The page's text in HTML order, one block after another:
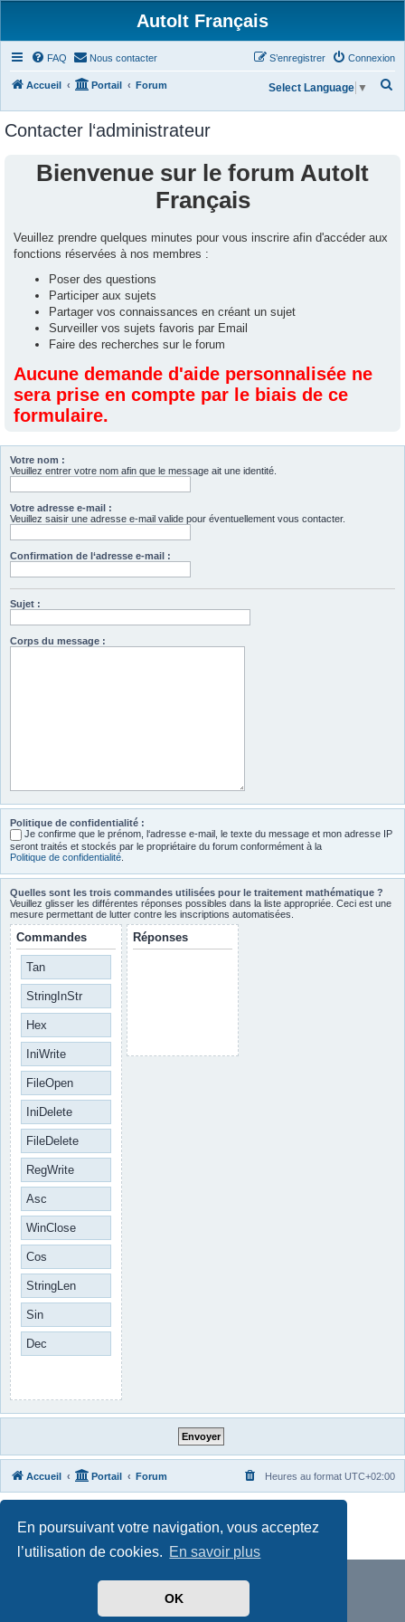
En poursuivant votre navigation, vous acceptez
l’utilisation de cookies. En savoir plus
OK
AutoIt Français
FAQ Nous contacter Connexion
S’enregistrer
Accueil Portail Forum Select Language ▼
Contacter l‘administrateur
Bienvenue sur le forum AutoIt
Français
Veuillez prendre quelques minutes pour vous inscrire afin d'accéder aux
fonctions réservées à nos membres :
Poser des questions
Participer aux sujets
Partager vos connaissances en créant un sujet
Surveiller vos sujets favoris par Email
Faire des recherches sur le forum
Aucune demande d'aide personnalisée ne
sera prise en compte par le biais de ce
formulaire.
Votre nom :
Veuillez entrer votre nom afin que le message ait une identité.
Votre adresse e-mail :
Veuillez saisir une adresse e-mail valide pour éventuellement vous contacter.
Confirmation de l‘adresse e-mail :
Sujet :
Corps du message :
Politique de confidentialité :
Je confirme que le prénom, l‘adresse e-mail, le texte du message et mon adresse IP
seront traités et stockés par le propriétaire du forum conformément à la
Politique de confidentialité
Quelles sont les trois commandes utilisées pour le traitement mathématique ?
Veuillez glisser les différentes réponses possibles dans la liste appropriée. Ceci est une
mesure permettant de lutter contre les inscriptions automatisées.
Commandes
Tan
StringInStr
Hex
IniWrite
FileOpen
IniDelete
FileDelete
RegWrite
Asc
WinClose
Cos
StringLen
Sin
Dec
Réponses
Accueil Portail Forum Heures au format UTC+02:00
Traduit parphpBB-fr.com